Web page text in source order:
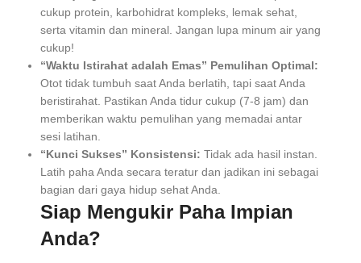
cukup protein, karbohidrat kompleks, lemak sehat,
serta vitamin dan mineral. Jangan lupa minum air yang
cukup!
“Waktu Istirahat adalah Emas” Pemulihan Optimal:
Otot tidak tumbuh saat Anda berlatih, tapi saat Anda
beristirahat. Pastikan Anda tidur cukup (7-8 jam) dan
memberikan waktu pemulihan yang memadai antar
sesi latihan.
“Kunci Sukses” Konsistensi: Tidak ada hasil instan.
Latih paha Anda secara teratur dan jadikan ini sebagai
bagian dari gaya hidup sehat Anda.
Siap Mengukir Paha Impian
Anda?